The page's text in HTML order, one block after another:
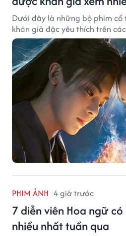
Dưới đây là những bộ phim
khán giả đặc yêu thích trên
PHIM ẢNH 4 giờ trước
7 diễn viên Hoa ngữ
nhiều nhất tuần qua